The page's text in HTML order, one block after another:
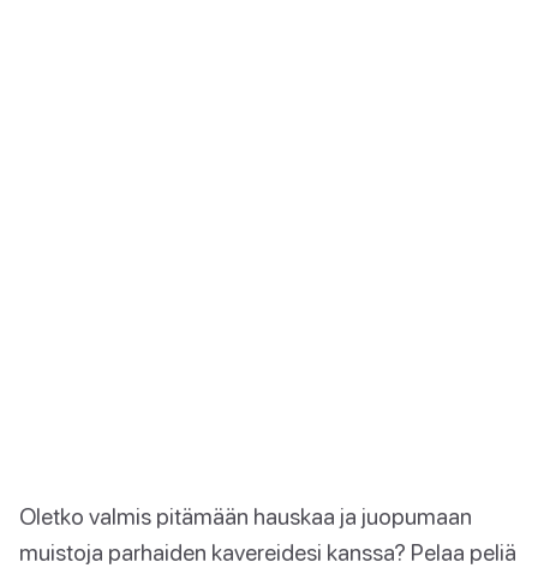
Oletko valmis pitämään hauskaa ja juopumaan
muistoja parhaiden kavereidesi kanssa? Pelaa peliä